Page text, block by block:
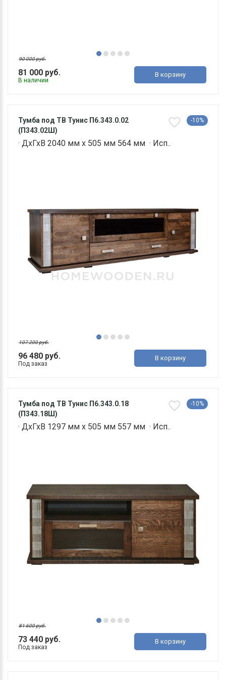
81 000 руб.
90 000 руб.
В наличии
В корзину
Тумба под ТВ Тунис П6.343.0.02
(П343.02Ш)
-10%
· ДхГхВ 2040 мм х 505 мм 564 мм · Исп..
96 480 руб.
107 200 руб.
Под заказ
В корзину
Тумба под ТВ Тунис П6.343.0.18
(П343.18Ш)
-10%
· ДхГхВ 1297 мм х 505 мм 557 мм · Исп..
73 440 руб.
81 600 руб.
Под заказ
В корзину